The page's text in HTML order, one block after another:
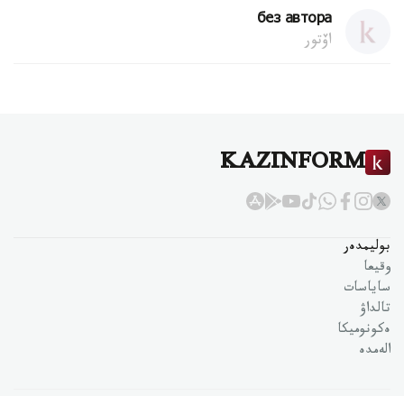
без автора
اۆتور
KAZINFORM
بوليمدەر
وقيعا
ساياسات
تالداۋ
ەكونوميكا
الەمدە